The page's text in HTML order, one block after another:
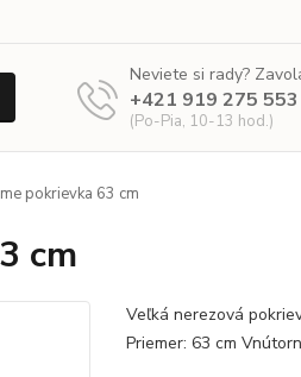
Neviete si rady?
+421 919 275 553
(Po-Pia, 10-13 hod.)
pokrievka 63 cm
cm
Veľká nerezová
Priemer: 63 cm